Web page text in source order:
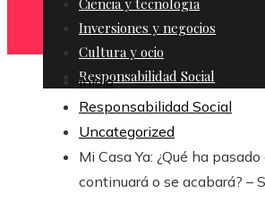
Ciencia y tecnología
Inversiones y negocios
Cultura y ocio
Responsabilidad Social
Inicio
Responsabilidad Social
Uncategorized
Mi Casa Ya: ¿Qué ha
continuará o se acabará? –